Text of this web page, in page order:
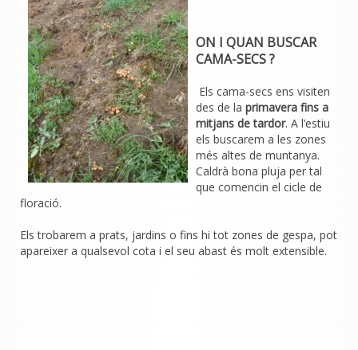
ON I QUAN BUSCAR
CAMA-SECS ?
Els cama-secs ens visiten
des de la primavera fins a
mitjans de tardor. A l’estiu
els buscarem a les zones
més altes de muntanya.
Caldrà bona pluja per tal
que comencin el cicle de
floració.
Els trobarem a prats, jardins o fins hi tot zones de gespa, pot
apareixer a qualsevol cota i el seu abast és molt extensible.